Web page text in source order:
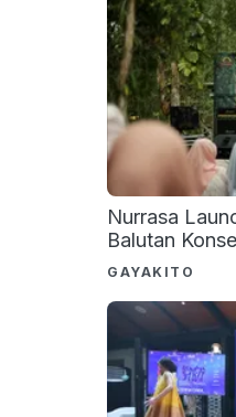
Nurrasa
Balutan
GAYAKITO